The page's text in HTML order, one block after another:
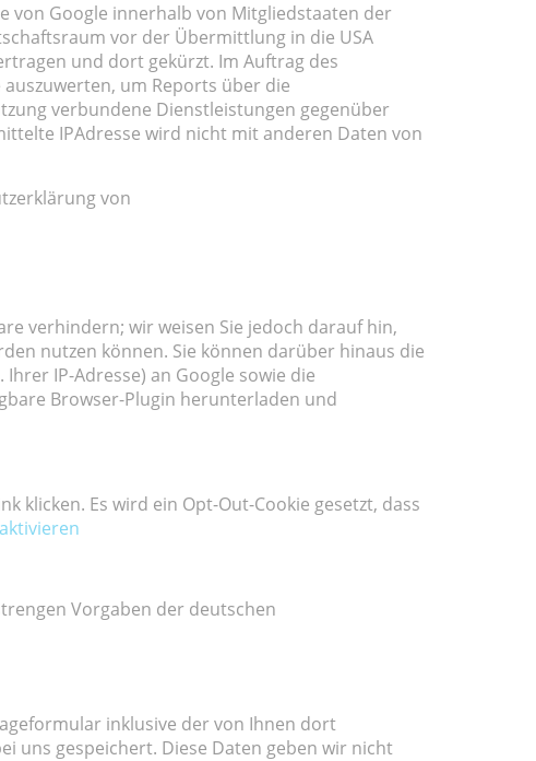
von Google innerhalb von Mitgliedstaaten der
vor der Übermittlung in die USA
und dort gekürzt. Im Auftrag des
um Reports über die
verbundene Dienstleistungen gegenüber
IPAdresse wird nicht mit anderen Daten von
von
verhindern; wir weisen Sie jedoch darauf hin,
nutzen können. Sie können darüber hinaus die
IP-Adresse) an Google sowie die
Browser-Plugin herunterladen und
klicken. Es wird ein Opt-Out-Cookie gesetzt, dass
Vorgaben der deutschen
inklusive der von Ihnen dort
uns gespeichert. Diese Daten geben wir nicht